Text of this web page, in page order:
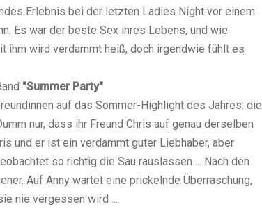
Erlebnis bei der letzten Ladies Night vor einem
Es war der beste Sex ihres Lebens, und wie
ihm wird verdammt heiß, doch irgendwie fühlt es
"Summer Party"
auf das Sommer-Highlight des Jahres: die
nur, dass ihr Freund Chris auf genau derselben
und er ist ein verdammt guter Liebhaber, aber
so richtig die Sau rauslassen ... Nach den
Auf Anny wartet eine prickelnde Überraschung,
nie vergessen wird ...